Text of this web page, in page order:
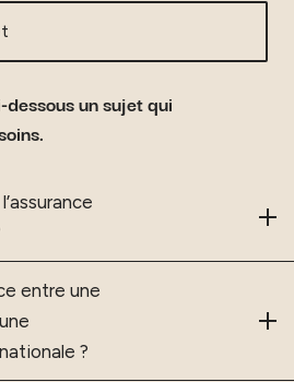
un sujet qui
entre une
?